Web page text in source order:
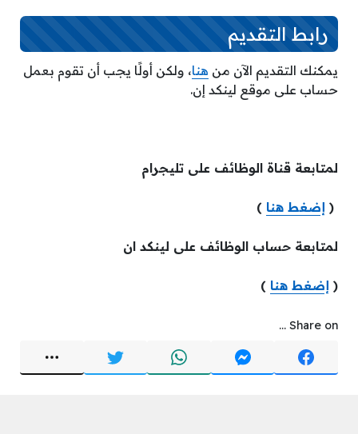
رابط التقديم
يمكنك التقديم الآن من هنا، ولكن أولًا يجب أن تقوم بعمل
حساب على موقع لينكد إن.
لمتابعة قناة الوظائف على تليجرام
( إضغط هنا )
لمتابعة حساب الوظائف على لينكد ان
( إضغط هنا )
Share on ...